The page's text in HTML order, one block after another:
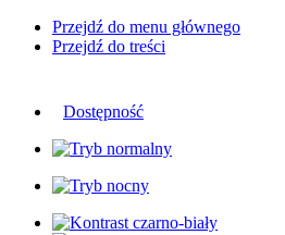
Przejdź do menu głównego
Przejdź do treści
Dostępność